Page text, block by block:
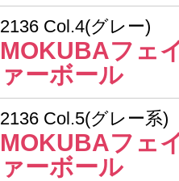
2136 Col.4(グレー)
MOKUBAフェ
ァーボール
2136 Col.5(グレー系)
MOKUBAフェ
ァーボール